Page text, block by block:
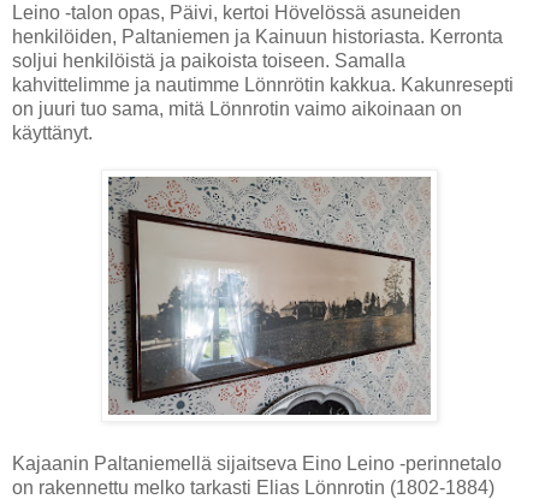
Leino -talon opas, Päivi, kertoi Hövelössä asuneiden
henkilöiden, Paltaniemen ja Kainuun historiasta. Kerronta
soljui henkilöistä ja paikoista toiseen. Samalla
kahvittelimme ja nautimme Lönnrötin kakkua. Kakunresepti
on juuri tuo sama, mitä Lönnrotin vaimo aikoinaan on
käyttänyt.
Kajaanin Paltaniemellä sijaitseva Eino Leino -perinnetalo
on rakennettu melko tarkasti Elias Lönnrotin (1802-1884)